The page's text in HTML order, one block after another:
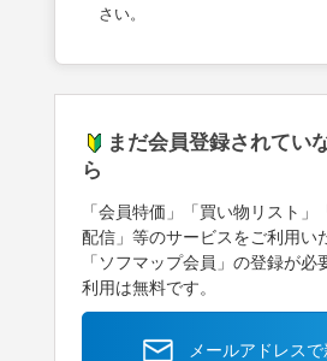
さい。
まだ会員登録されてい
ら
「会員特価」「買い物リスト」
配信」等のサービスをご利用い
「ソフマップ会員」の登録が必
利用は無料です。
メールアドレス